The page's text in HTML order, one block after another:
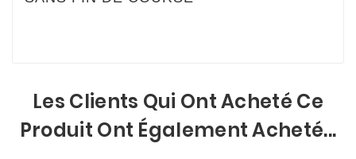
Les Clients Qui Ont Acheté Ce
Produit Ont Également Acheté...